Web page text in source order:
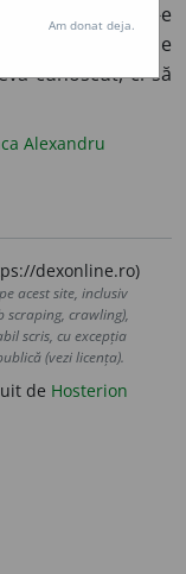
) = Mi-e
Nu este de
cunoscut, ci să
Alexandru
dexonline.ro)
acest site, inclusiv
scraping, crawling),
scris, cu excepția
(vezi licența).
de Hosterion
Am donat deja.